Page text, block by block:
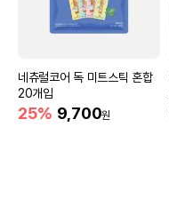
네츄럴코어 독 미트스틱 혼합
20개입
25% 9,700원